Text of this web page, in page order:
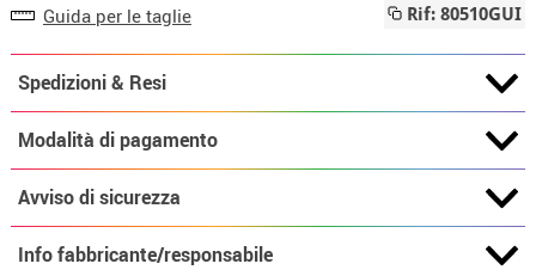
Guida per le taglie Rif: 80510GUI
Spedizioni & Resi
Modalità di pagamento
Avviso di sicurezza
Info fabbricante/responsabile